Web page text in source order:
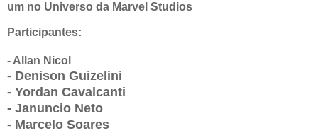
um no Universo da Marvel Studios
Participantes:
- Allan Nicol
- Denison Guizelini
- Yordan Cavalcanti
- Januncio Neto
- Marcelo Soares